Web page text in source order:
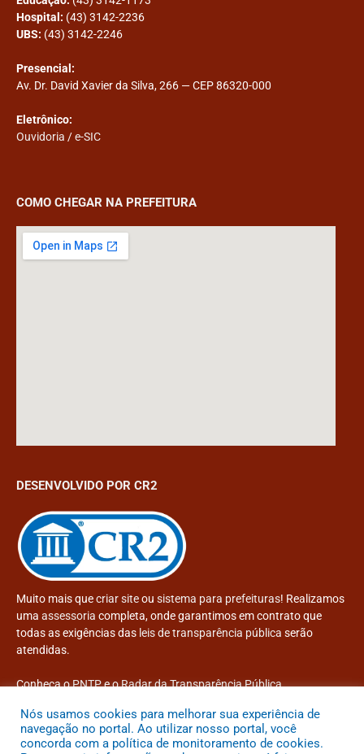
Hospital: (43) 3142-2236
UBS: (43) 3142-2246
Presencial:
Av. Dr. David Xavier da Silva, 266 — CEP 86320-000
Eletrônico:
Ouvidoria /e-SIC
COMO CHEGAR NA PREFEITURA
DESENVOLVIDO POR CR2
Muito mais quecriar siteou sistema para prefeituras! Realizamos
uma assessoria completa, onde garantimos em contrato que
todas as exigências das leis de transparência pública serão
atendidas.
Conheça oPNTPe oRadar da Transparência Pública
Nós usamos cookies para melhorar sua experiência de
navegação no portal. Ao utilizar nosso portal, você
concorda com a política de monitoramento de cookies.